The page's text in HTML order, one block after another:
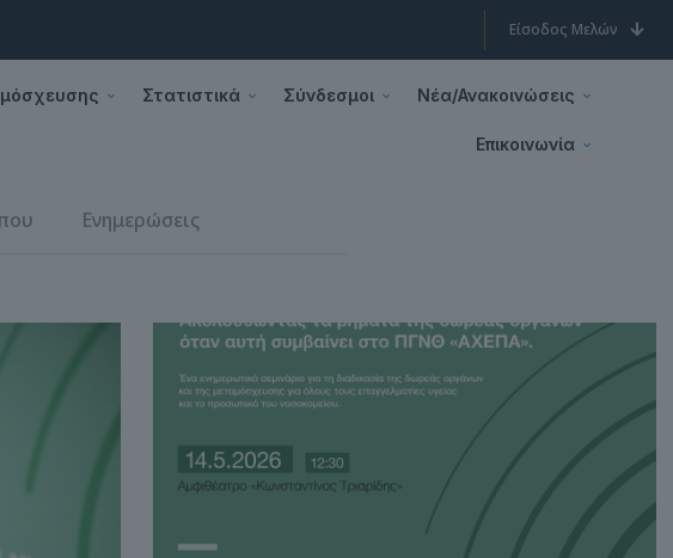
Είσοδος Μελών
Στατιστικά Σύνδεσμοι Νέα/Ανακοινώσεις
Επικοινωνία
Ενημερώσεις